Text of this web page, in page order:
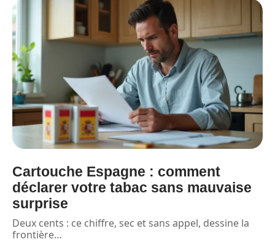
Cartouche Espagne : comment
déclarer votre tabac sans mauvaise
surprise
Deux cents : ce chiffre, sec et sans appel, dessine la
frontière…